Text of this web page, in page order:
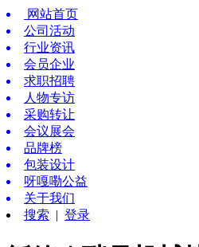
网站首页
公司活动
行业资讯
会员企业
求职招聘
人物专访
采购转让
会议展会
品牌榜
包装设计
呀嘎嘞公益
关于我们
搜索 | 登录